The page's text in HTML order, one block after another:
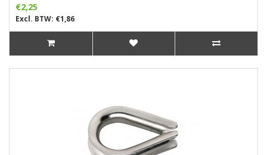
€2,25
Excl. BTW: €1,86